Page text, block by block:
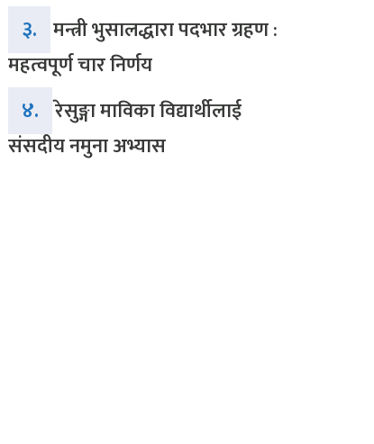
३. मन्त्री भुसालद्धारा पदभार ग्रहण :
महत्वपूर्ण चार निर्णय
४. रेसुङ्गा माविका विद्यार्थीलाई
संसदीय नमुना अभ्यास